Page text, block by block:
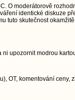
O moderátorově
identické diskuze
tuto skutečnost
ni upozornit modrou
OT, komentování ceny,